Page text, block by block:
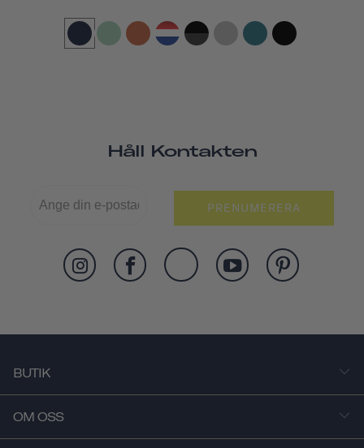
Håll Kontakten
PRENUMERERA
BUTIK
OM OSS